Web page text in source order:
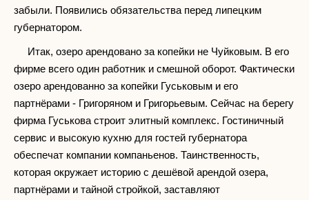
забыли. Появились обязательства перед липецким
губернатором.
Итак, озеро арендовано за копейки не Чуйковым. В его
фирме всего один работник и смешной оборот. Фактически
озеро арендованно за копейки Гуськовым и его
партнёрами - Григоряном и Григорьевым. Сейчас на берегу
фирма Гуськова строит элитный комплекс. Гостиничный
сервис и высокую кухню для гостей губернатора
обеспечат компании компаньенов. Таинственность,
которая окружает историю с дешёвой арендой озера,
партнёрами и тайной стройкой, заставляют